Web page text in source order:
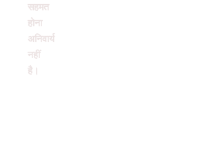
सहमत
होना
अनिवार्य
नहीं
है।